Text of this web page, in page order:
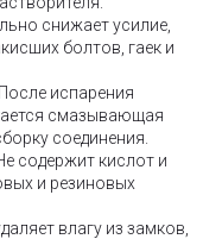
снижает усилие,
болтов, гаек и
После испарения
смазывающая
соединения.
содержит кислот и
и резиновых
влагу из замков,